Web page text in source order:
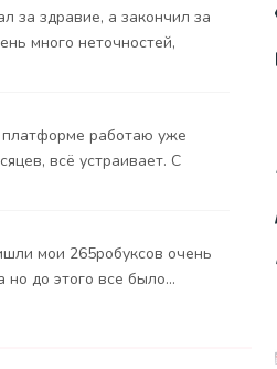
за здравие, а закончил за
много неточностей,
работаю уже
всё устраивает. С
мои 265робуксов очень
но до этого все было...